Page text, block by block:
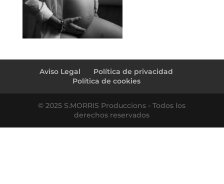
Aviso Legal
Política de privacidad
Política de cookies
© 2025 S.MORRIS Produccions - Todos los
derechos reservados